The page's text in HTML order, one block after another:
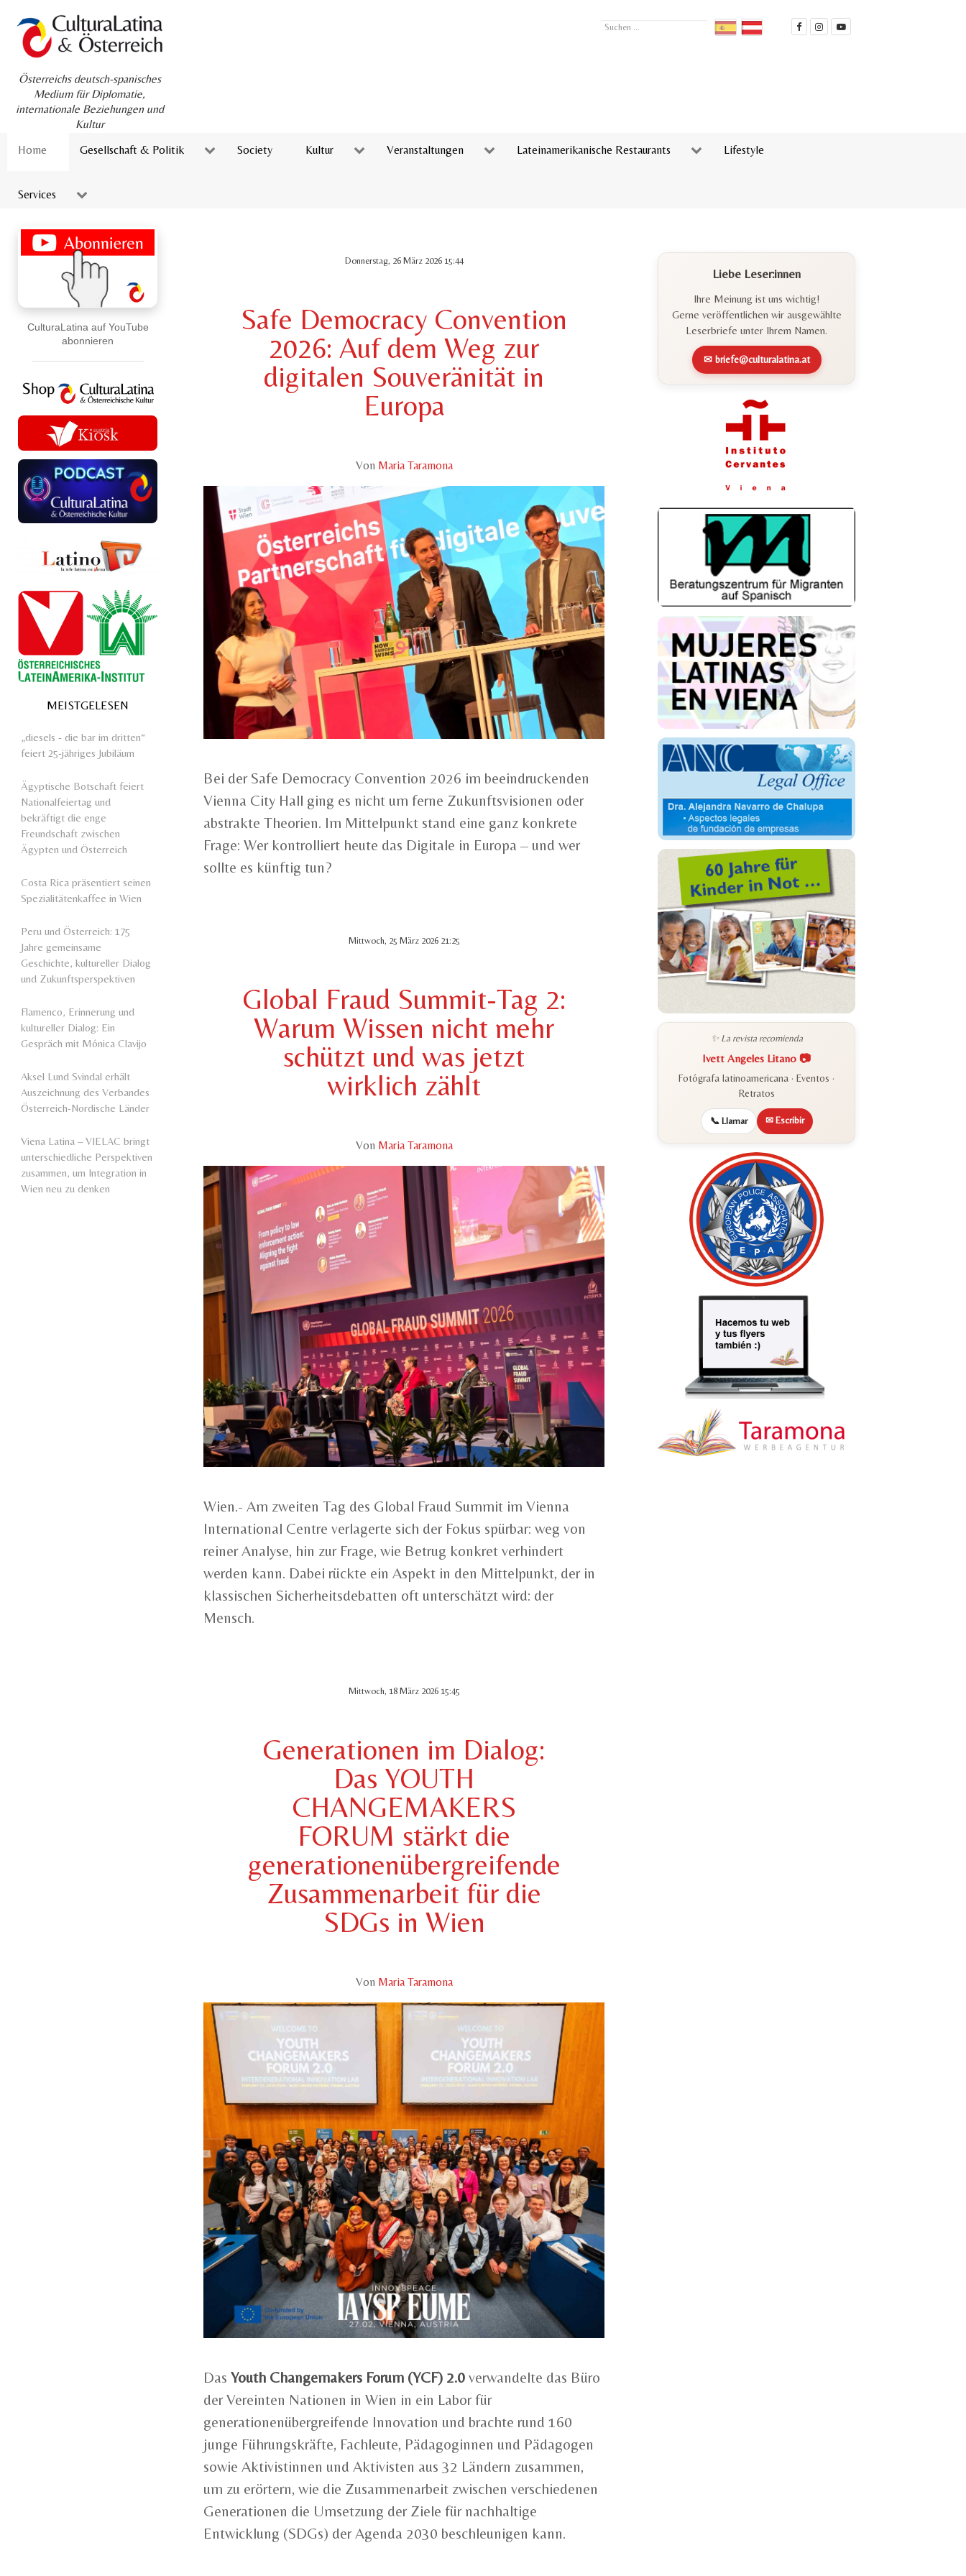
Österreichs deutsch-spanisches
Medium für Diplomatie,
internationale Beziehungen und
Kultur
Suchen
Home Gesellschaft & Politik Society Kultur Veranstaltungen Lateinamerikanische Restaurants Lifestyle
Services
CulturaLatina auf YouTube
abonnieren
MEISTGELESEN
„diesels - die bar im dritten“
feiert 25-jähriges Jubiläum
Ägyptische Botschaft feiert
Nationalfeiertag und
bekräftigt die enge
Freundschaft zwischen
Ägypten und Österreich
Costa Rica präsentiert seinen
Spezialitätenkaffee in Wien
Peru und Österreich: 175
Jahre gemeinsame
Geschichte, kultureller Dialog
und Zukunftsperspektiven
Flamenco, Erinnerung und
kultureller Dialog: Ein
Gespräch mit Mónica Clavijo
Aksel Lund Svindal erhält
Auszeichnung des Verbandes
Österreich-Nordische Länder
Viena Latina – VIELAC bringt
unterschiedliche Perspektiven
zusammen, um Integration in
Wien neu zu denken
Donnerstag, 26 März 2026 15:44
Safe Democracy Convention
2026: Auf dem Weg zur
digitalen Souveränität in
Europa
Von Maria Taramona
Bei der Safe Democracy Convention 2026 im beeindruckenden
Vienna City Hall ging es nicht um ferne Zukunftsvisionen oder
abstrakte Theorien. Im Mittelpunkt stand eine ganz konkrete
Frage: Wer kontrolliert heute das Digitale in Europa – und wer
sollte es künftig tun?
Mittwoch, 25 März 2026 21:25
Global Fraud Summit-Tag 2:
Warum Wissen nicht mehr
schützt und was jetzt
wirklich zählt
Von Maria Taramona
Wien.- Am zweiten Tag des Global Fraud Summit im Vienna
International Centre verlagerte sich der Fokus spürbar: weg von
reiner Analyse, hin zur Frage, wie Betrug konkret verhindert
werden kann. Dabei rückte ein Aspekt in den Mittelpunkt, der in
klassischen Sicherheitsdebatten oft unterschätzt wird: der
Mensch.
Mittwoch, 18 März 2026 15:45
Generationen im Dialog:
Das YOUTH
CHANGEMAKERS
FORUM stärkt die
generationenübergreifende
Zusammenarbeit für die
SDGs in Wien
Von Maria Taramona
Das Youth Changemakers Forum (YCF) 2.0 verwandelte das Büro
der Vereinten Nationen in Wien in ein Labor für
generationenübergreifende Innovation und brachte rund 160
junge Führungskräfte, Fachleute, Pädagoginnen und Pädagogen
sowie Aktivistinnen und Aktivisten aus 32 Ländern zusammen,
um zu erörtern, wie die Zusammenarbeit zwischen verschiedenen
Generationen die Umsetzung der Ziele für nachhaltige
Entwicklung (SDGs) der Agenda 2030 beschleunigen kann.
Liebe Leser:innen
Ihre Meinung ist uns wichtig!
Gerne veröffentlichen wir ausgewählte
Leserbriefe unter Ihrem Namen.
✉ briefe@culturalatina.at
✨ La revista recomienda
Ivett Angeles Litano 📷
Fotógrafa latinoamericana · Eventos ·
Retratos
📞 Llamar ✉ Escribir